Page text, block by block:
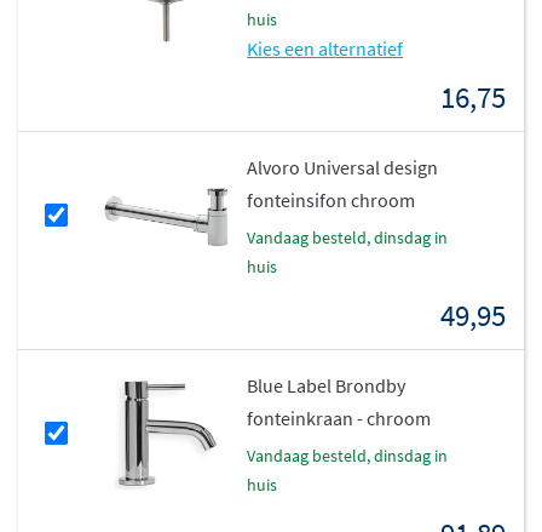
mooi afgewerkt geheel met een strakke, moderne
uitstraling. Het hoogwaardige sanitairkeramiek
garandeert jarenlang gebruiksplezier en blijft zijn mooie
huis
Kies een alternatief
16,75
Alvoro Universal design
fonteinsifon chroom
vandaag besteld, dinsdag in
huis
49,95
Blue Label Brondby
fonteinkraan - chroom
vandaag besteld, dinsdag in
huis